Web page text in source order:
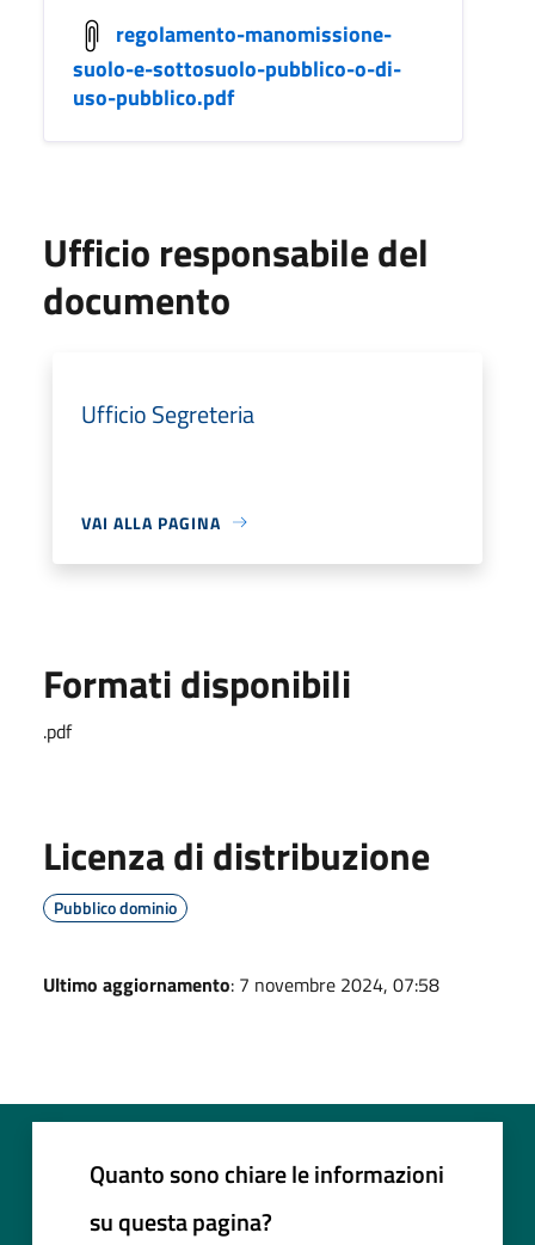
regolamento-manomissione-
suolo-e-sottosuolo-pubblico-o-di-
uso-pubblico.pdf
Ufficio responsabile del
documento
Ufficio Segreteria
VAI ALLA PAGINA
Formati disponibili
.pdf
Licenza di distribuzione
Pubblico dominio
Ultimo aggiornamento: 7 novembre 2024, 07:58
Quanto sono chiare le informazioni
su questa pagina?